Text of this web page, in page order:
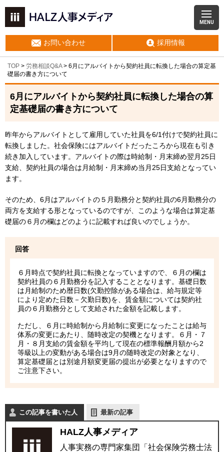
MENU
お問い合わせ 採用情報
TOP > 労務相談Q&A> 6月にアルバイトから契約社員に転換した場合の算定基
礎届の書き方について
6月にアルバイトから契約社員に転換した場合の算
定基礎届の書き方について
昨年からアルバイトとして雇用していた社員を6/1付けで契約社員に
転換しました。社会保険にはアルバイトだったころから現在も引き
続き加入しています。アルバイトの際は時給制・月末締め翌月25日
支給、契約社員の場合は月給制・月末締め当月25日支給となってい
ます。
そのため、6月はアルバイトの５月勤務分と契約社員の6月勤務分の
両方を支給する形となっているのですが、このような場合は算定基
礎届の６月の欄はどのように記載すれば良いのでしょうか。
回答
６月時点で契約社員に転換となっていますので、６月の欄は
契約社員の６月勤務分を記入することとなります。基礎日数
は月給制のため暦日数(欠勤控除がある場合は、給与規定等
により定めた日数－欠勤日数)を、賃金額については契約社
員の６月勤務分として支給された金額を記載します。
ただし、６月に時給制から月給制に変更になったことは給与
体系の変更にあたり、随時改定の契機となります。６月・７
月・８月支給の賃金額を平均して現在の標準報酬月額から2
等級以上の変動がある場合は9月の随時改定の対象となり、
算定基礎届とは別途月額変更届の提出が必要となりますので
ご注意下さい。
この記事を書いた人 最新の記事
HALZ人事メディア
人事実務の専門家集団「社会保険労務士法